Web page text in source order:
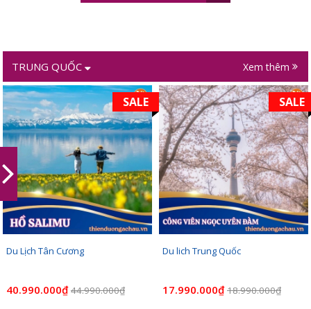
TRUNG QUỐC Xem thêm
SALE
Du Lịch Tân Cương
40.990.000₫44.990.000₫
SALE
Du lich Trung Quốc
17.990.000₫18.990.000₫